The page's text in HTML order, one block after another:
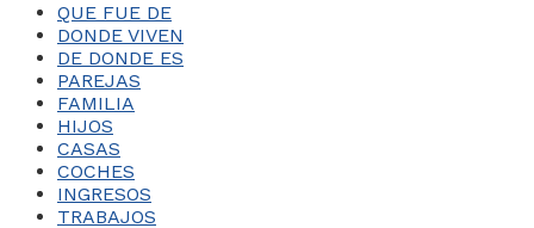
QUE FUE DE
DONDE VIVEN
DE DONDE ES
PAREJAS
FAMILIA
HIJOS
CASAS
COCHES
INGRESOS
TRABAJOS